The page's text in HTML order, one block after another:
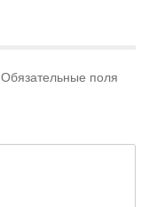
Обязательные поля